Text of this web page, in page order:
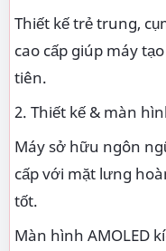
Thiết kế trẻ trung,
cao cấp giúp máy
tiên.
2. Thiết kế & màn
Máy sở hữu ngôn
cấp với mặt lưng
tốt.
Màn hình AMOLED